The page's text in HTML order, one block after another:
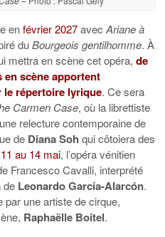
enfévrier 2027avecAriane à
duBourgeois gentilhomme. À
mettra en scène cet opéra, de
en scène apportent
le répertoire lyrique. Ce sera
Carmen Case, où la librettiste
relecture contemporaine de
de Diana Soh qui côtoiera des
au 14 mai, l’opéra vénitien
Francesco Cavalli, interprété
de Leonardo García-Alarcón.
une artiste de cirque,
Raphaëlle Boitel.